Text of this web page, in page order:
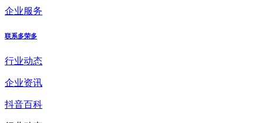
企业服务
联系多荣多
行业动态
企业资讯
抖音百科